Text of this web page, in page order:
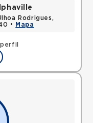
Rodrigues,
•
Mapa